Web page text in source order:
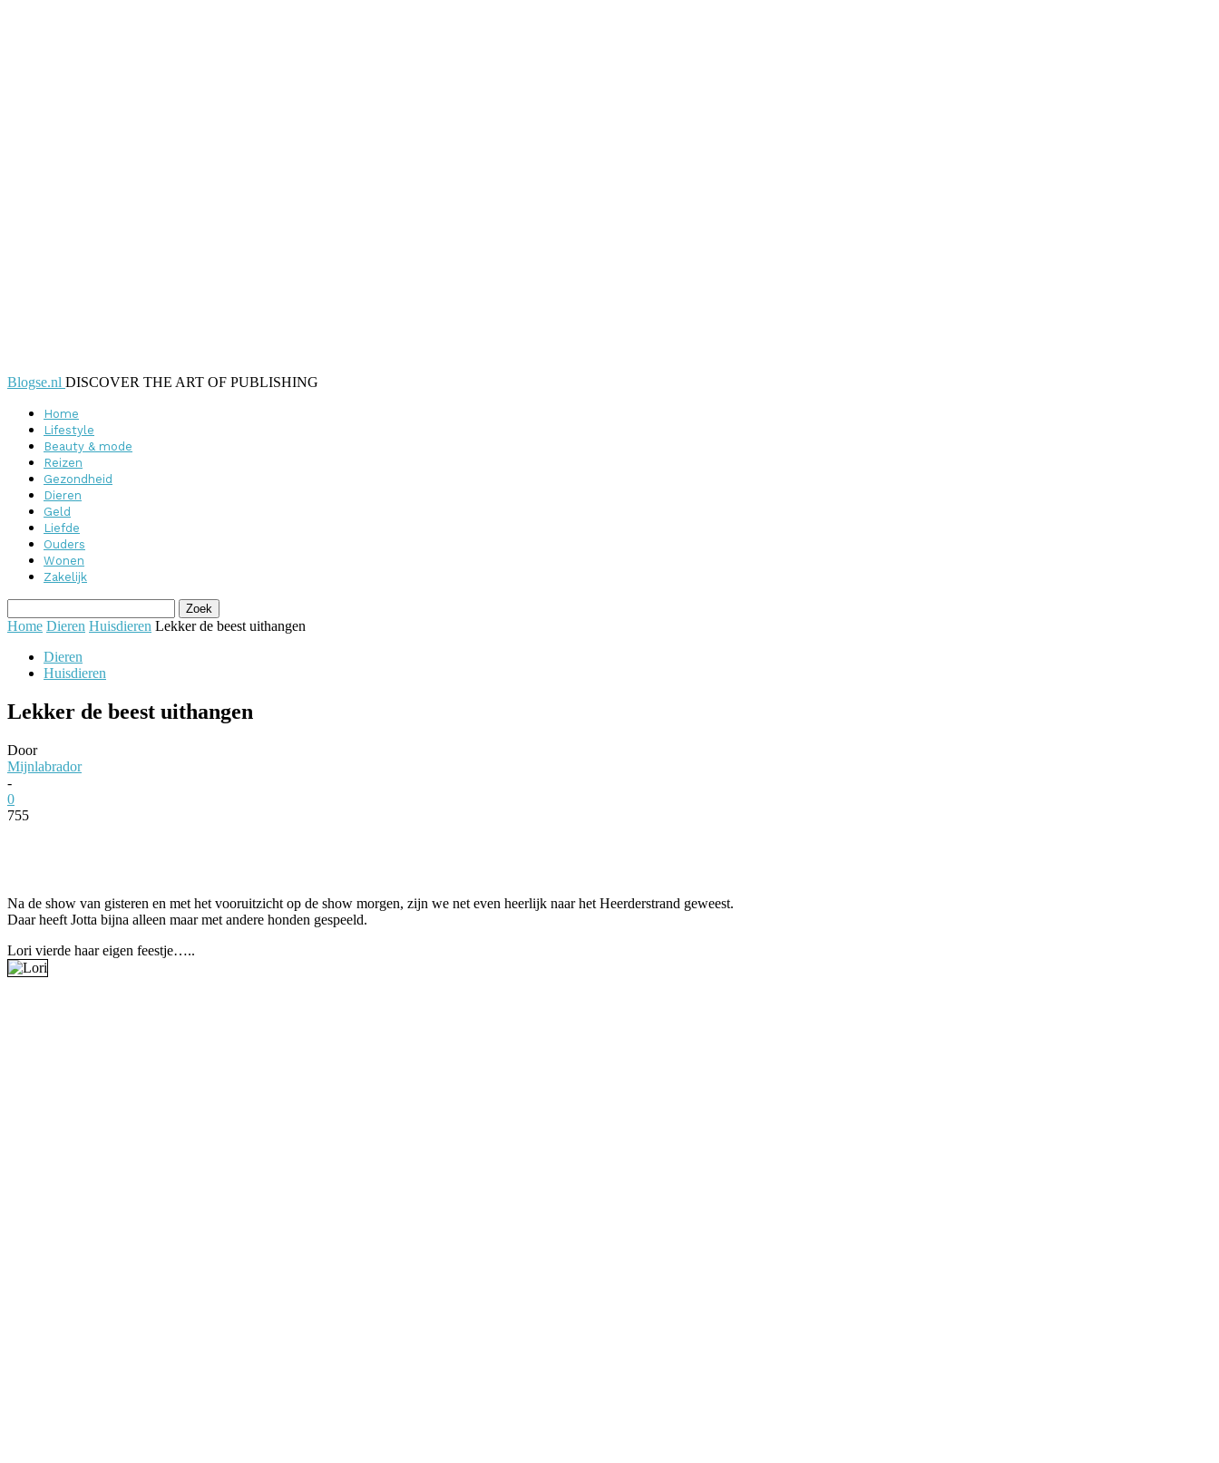
Blogse.nl DISCOVER THE ART OF PUBLISHING
Home
Lifestyle
Beauty & mode
Reizen
Gezondheid
Dieren
Geld
Liefde
Ouders
Wonen
Zakelijk
Home Dieren Huisdieren Lekker de beest uithangen
Dieren
Huisdieren
Lekker de beest uithangen
Door
Mijnlabrador
-
0
755
Na de show van gisteren en met het vooruitzicht op de show morgen, zijn we net even heerlijk naar het Heerderstrand geweest.
Daar heeft Jotta bijna alleen maar met andere honden gespeeld.
Lori vierde haar eigen feestje…..